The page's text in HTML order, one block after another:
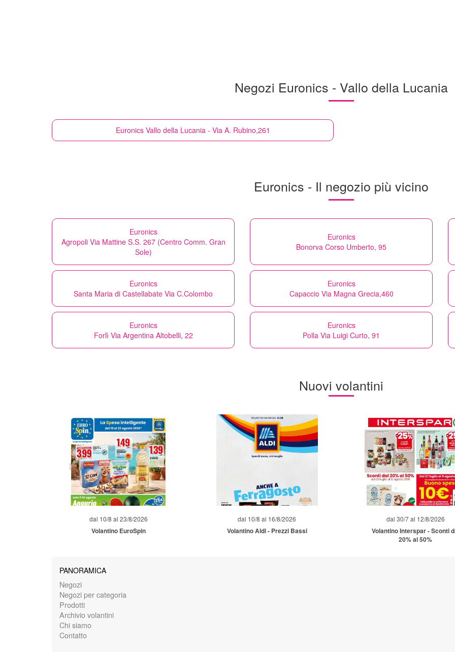
Negozi Euronics - Vallo della Lucania
Euronics Vallo della Lucania - Via A. Rubino,261
Euronics - Il negozio più vicino
Euronics
Agropoli Via Mattine S.S. 267 (Centro Comm. Gran
Sole)
Euronics
Bonorva Corso Umberto, 95
Euronics
Santa Maria di Castellabate Via C.Colombo
Euronics
Capaccio Via Magna Grecia,460
Euronics
Forlì Via Argentina Altobelli, 22
Euronics
Polla Via Luigi Curto, 91
Nuovi volantini
dal 10/8 al 23/8/2026
Volantino EuroSpin
dal 10/8 al 16/8/2026
Volantino Aldi - Prezzi Bassi
dal 30/7 al 12/8/2026
Volantino Interspar - Sconti
20% al 50%
PANORAMICA
Negozi
Negozi per categoria
Prodotti
Archivio volantini
Chi siamo
Contatto